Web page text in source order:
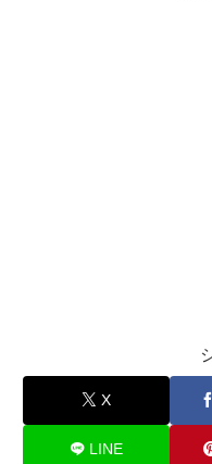
X
LINE